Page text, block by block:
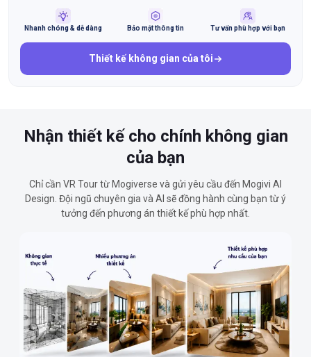
Nhanh chóng & dễ dàng Bảo mật thông tin Tư vấn phù hợp với bạn
Thiết kế không gian của tôi
Nhận thiết kế cho chính không gian
của bạn
Chỉ cần VR Tour từ Mogiverse và gửi yêu cầu đến Mogivi AI
Design. Đội ngũ chuyên gia và AI sẽ đồng hành cùng bạn từ ý
tưởng đến phương án thiết kế phù hợp nhất.